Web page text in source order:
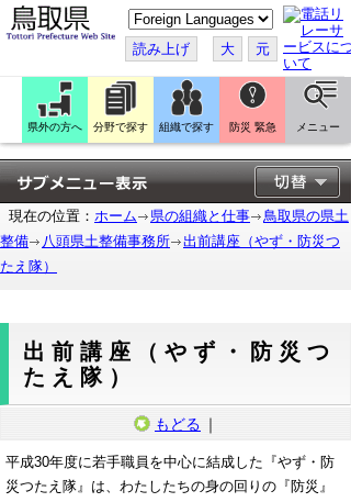
こ
の
ペ
ー
ジ
翻
訳
す
る
読み上げ 大 元
県外の方へ 分野で探す 組織で探す 防災 緊急 メニュー
現在の位置： ホーム 県の組織と仕事
鳥取県の県土
整備
八頭県土整備事務所
出前講座（やず・防災つ
たえ隊）
出前講座（やず・防災つ
たえ隊）
もどる ｜
平成30年度に若手職員を中心に結成した『やず・防
災つたえ隊』は、わたしたちの身の回りの『防災』